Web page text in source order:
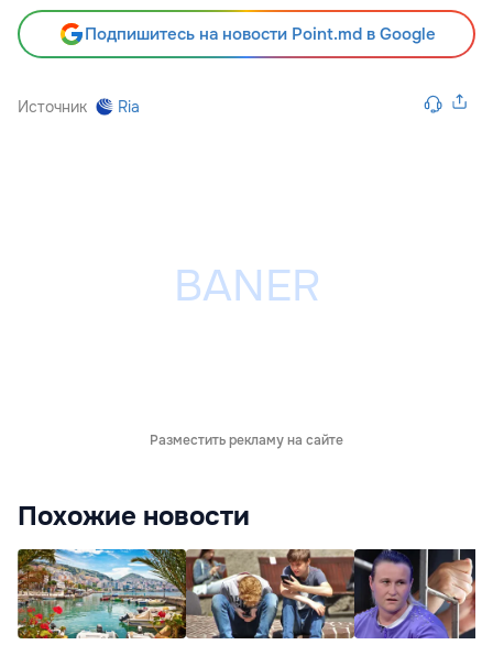
Подпишитесь на новости Point.md в Google
Источник Ria
Разместить рекламу на сайте
Похожие новости